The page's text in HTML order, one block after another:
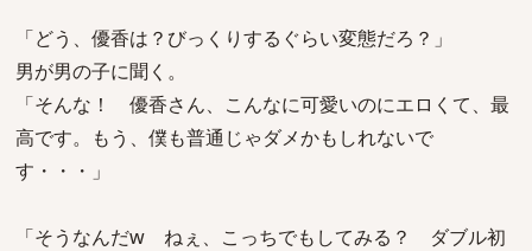
「どう、優香は？びっくりするぐらい変態だろ？」
男が男の子に聞く。
「そんな！ 優香さん、こんなに可愛いのにエロくて、最
高です。もう、僕も普通じゃダメかもしれないで
す・・・」
「そうなんだw ねぇ、こっちでもしてみる？ ダブル初